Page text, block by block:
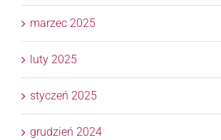
marzec 2025
luty 2025
styczeń 2025
grudzień 2024